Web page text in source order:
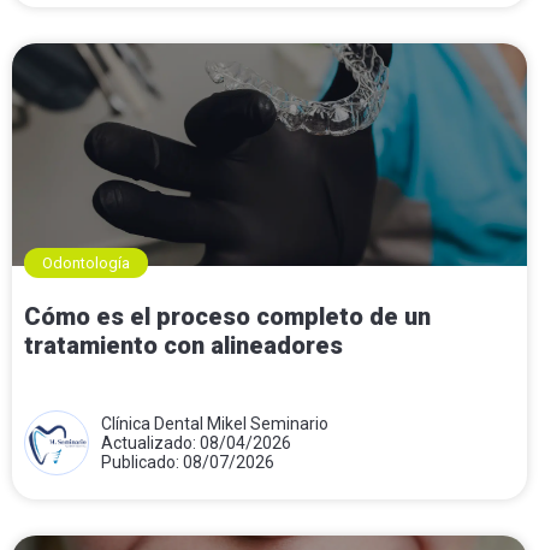
Odontología
Cómo es el proceso completo de un
tratamiento con alineadores
Clínica Dental Mikel Seminario
Actualizado: 08/04/2026
Publicado: 08/07/2026